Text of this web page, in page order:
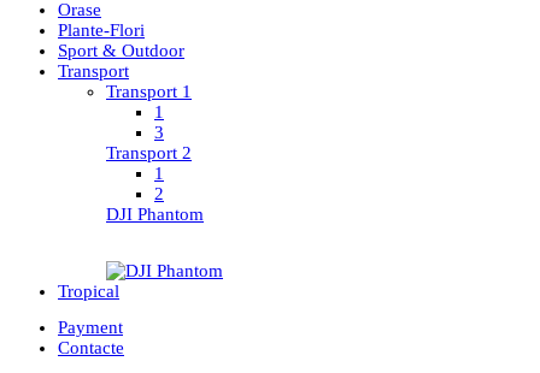
Orase
Plante-Flori
Sport & Outdoor
Transport
Transport 1
1
3
Transport 2
1
2
DJI Phantom
Tropical
Payment
Contacte